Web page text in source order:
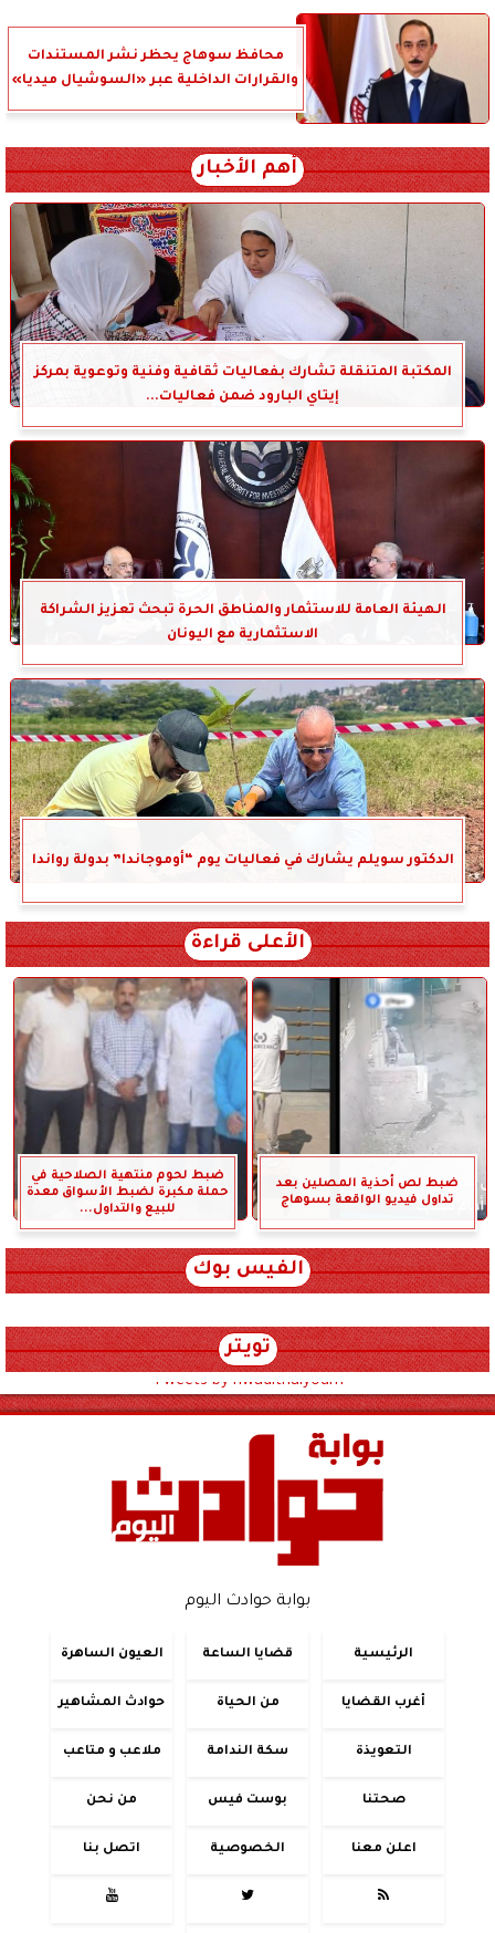
محافظ سوهاج يحظر نشر المستندات
والقرارات الداخلية عبر «السوشيال ميديا»
أهم الأخبار
المكتبة المتنقلة تشارك بفعاليات ثقافية وفنية وتوعوية بمركز
إيتاي البارود ضمن فعاليات...
الهيئة العامة للاستثمار والمناطق الحرة تبحث تعزيز الشراكة
الاستثمارية مع اليونان
الدكتور سويلم يشارك في فعاليات يوم “أوموجاندا” بدولة رواندا
الأعلى قراءة
ضبط لص أحذية المصلين بعد
تداول فيديو الواقعة بسوهاج
ضبط لحوم منتهية الصلاحية في
حملة مكبرة لضبط الأسواق معدة
للبيع والتداول...
الفيس بوك
تويتر
Tweets by hwadithalyoum
بوابة حوادث اليوم
الرئيسية قضايا الساعة العيون الساهرة
أغرب القضايا من الحياة حوادث المشاهير
التعويذة سكة الندامة ملاعب و متاعب
صحتنا بوست فيس من نحن
اعلن معنا الخصوصية اتصل بنا


